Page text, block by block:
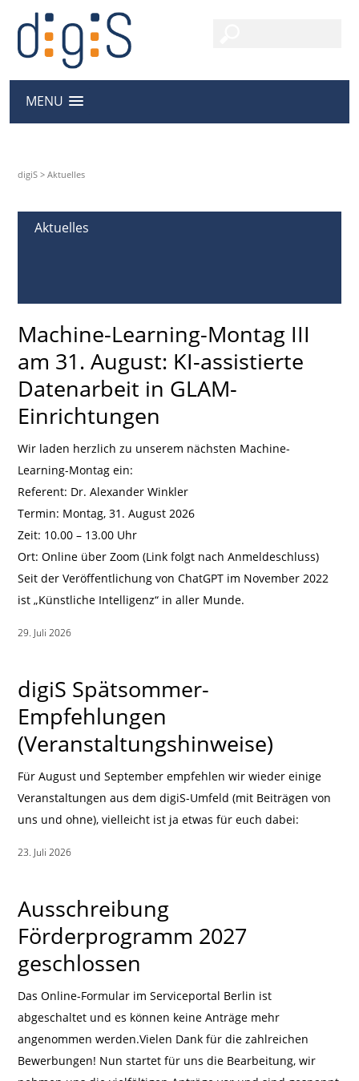
MENU
digiS >Aktuelles
Aktuelles
Machine-Learning-Montag III
am 31. August: KI-assistierte
Datenarbeit in GLAM-
Einrichtungen
Wir laden herzlich zu unserem nächsten Machine-
Learning-Montag ein:
Referent: Dr. Alexander Winkler
Termin: Montag, 31. August 2026
Zeit: 10.00 – 13.00 Uhr
Ort: Online über Zoom (Link folgt nach Anmeldeschluss)
Seit der Veröffentlichung von ChatGPT im November 2022
ist „Künstliche Intelligenz“ in aller Munde.
29. Juli 2026
digiS Spätsommer-
Empfehlungen
(Veranstaltungshinweise)
Für August und September empfehlen wir wieder einige
Veranstaltungen aus dem digiS-Umfeld (mit Beiträgen von
uns und ohne), vielleicht ist ja etwas für euch dabei:
23. Juli 2026
Ausschreibung
Förderprogramm 2027
geschlossen
Das Online-Formular im Serviceportal Berlin ist
abgeschaltet und es können keine Anträge mehr
angenommen werden.Vielen Dank für die zahlreichen
Bewerbungen! Nun startet für uns die Bearbeitung, wir